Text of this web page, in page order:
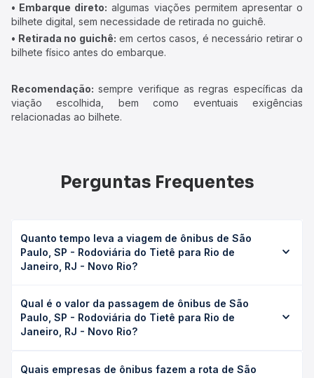
• Embarque direto: algumas viações permitem apresentar o
bilhete digital, sem necessidade de retirada no guichê.
• Retirada no guichê: em certos casos, é necessário retirar o
bilhete físico antes do embarque.
Recomendação: sempre verifique as regras específicas da
viação escolhida, bem como eventuais exigências
relacionadas ao bilhete.
Perguntas Frequentes
Quanto tempo leva a viagem de ônibus de São
Paulo, SP - Rodoviária do Tietê para Rio de
Janeiro, RJ - Novo Rio?
Tietê para Rio de Janeiro, RJ - Novo Rio leva em média
6h 29min, podendo variar conforme a viação, o tipo de
serviço (convencional, executivo ou leito) e as condições
desejada.
Qual é o valor da passagem de ônibus de São
Paulo, SP - Rodoviária do Tietê para Rio de
Janeiro, RJ - Novo Rio?
Rodoviária do Tietê para Rio de Janeiro, RJ - Novo Rio
Quais empresas de ônibus fazem a rota de São